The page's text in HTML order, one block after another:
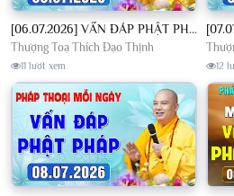
[06.07.2026] VẤN ĐÁP PHẬT PHÁP - Nghe Thầy giảng Pháp mỗi ngày CÔNG ĐỨC VÔ LƯỢNG│TT. Thích Đạo Thịnh
Thượng Toạ Thích Đạo Thịnh
11 lượt xem 12